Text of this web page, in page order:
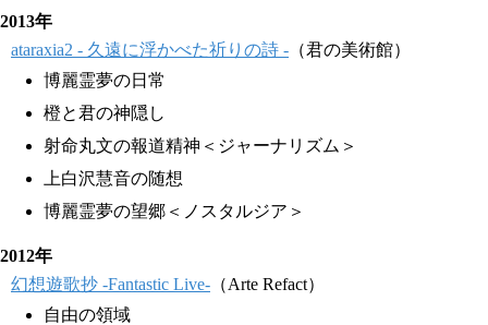
2013年
ataraxia2 - 久遠に浮かべた祈りの詩 - （君の美術館）
博麗霊夢の日常
橙と君の神隠し
射命丸文の報道精神＜ジャーナリズム＞
上白沢慧音の随想
博麗霊夢の望郷＜ノスタルジア＞
2012年
幻想遊歌抄 -Fantastic Live- （Arte Refact）
自由の領域